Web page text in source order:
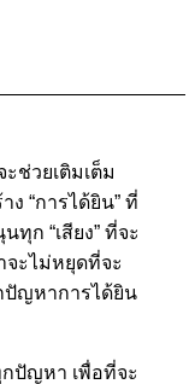
ะช่วยเติมเต็ม
“การได้ยิน” ที่
ก “เสียง” ที่จะ
จะไม่หยุดที่จะ
ปัญหาการได้ยิน
ปัญหา เพื่อที่จะ